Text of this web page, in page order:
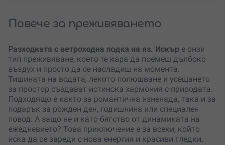
Повече за преживяването
Разходката с ветроходна лодка на яз. Искър е онзи
тип преживяване, което те кара да поемеш дълбоко
въздух и просто да се насладиш на момента.
Тишината на водата, лекото полюшване и усещането
за простор създават истинска хармония с природата.
Подходящо е както за романтична изненада, така и за
подарък за рожден ден, годишнина или специален
повод. А защо не и като бягство от динамиката на
ежедневието? Това приключение е за всеки, който
иска да се зареди с нова енергия и красиви гледки.